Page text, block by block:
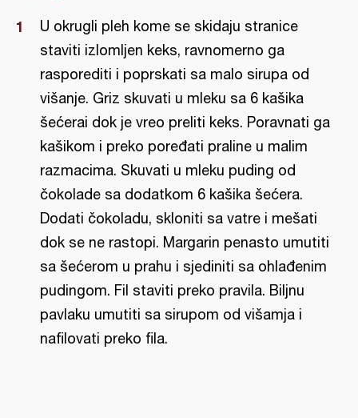
U okrugli pleh kome se skidaju stranice
staviti izlomljen keks, ravnomerno ga
rasporediti i poprskati sa malo sirupa od
višanje. Griz skuvati u mleku sa 6 kašika
šećerai dok je vreo preliti keks. Poravnati ga
kašikom i preko poređati praline u malim
razmacima. Skuvati u mleku puding od
čokolade sa dodatkom 6 kašika šećera.
Dodati čokoladu, skloniti sa vatre i mešati
dok se ne rastopi. Margarin penasto umutiti
sa šećerom u prahu i sjediniti sa ohlađenim
pudingom. Fil staviti preko pravila. Biljnu
pavlaku umutiti sa sirupom od višamja i
nafilovati preko fila.